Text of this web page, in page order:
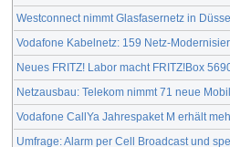
Westconnect nimmt Glasfasernetz in
Vodafone Kabelnetz: 159 Netz-
Neues FRITZ! Labor macht FRITZ!Box
Netzausbau: Telekom nimmt 71 neue
Vodafone CallYa Jahrespaket M erhält
Umfrage: Alarm per Cell Broadcast und